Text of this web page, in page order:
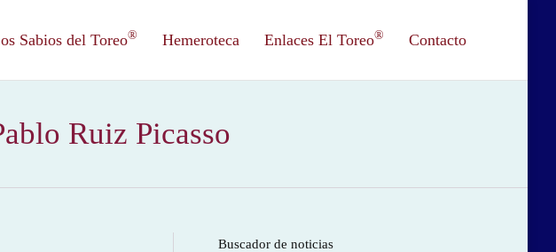
Sabios del Toreo® Hemeroteca Enlaces El Toreo® Contacto
Ruiz Picasso
Buscador de noticias